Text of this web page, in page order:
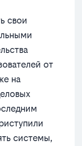
свои
от
на
системы,